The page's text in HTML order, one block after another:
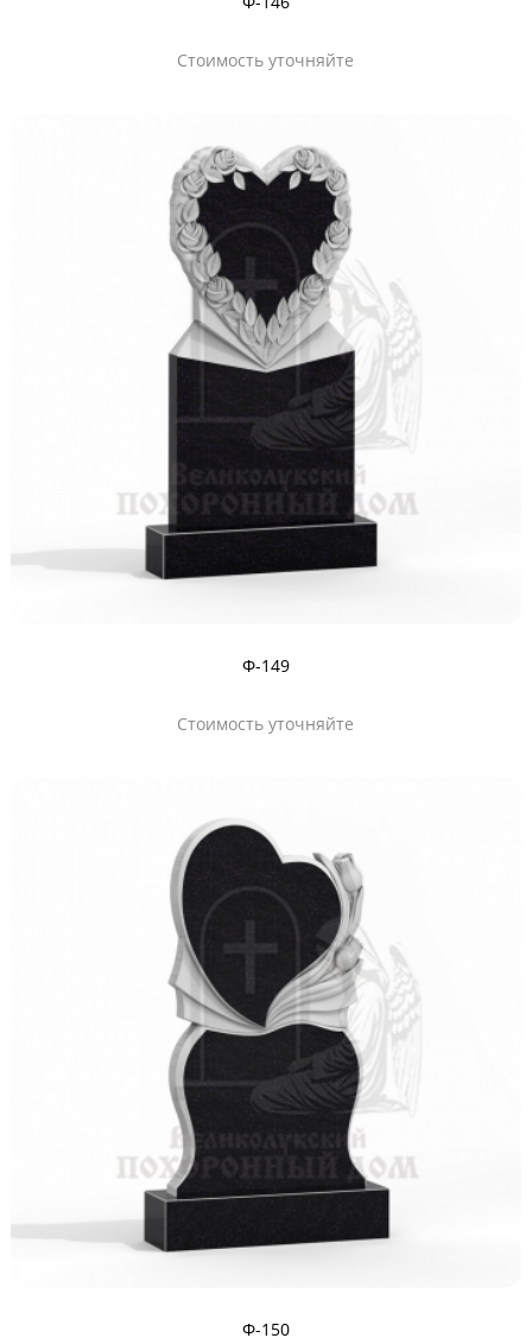
Стоимость уточняйте
Ф-149
Стоимость уточняйте
Ф-150